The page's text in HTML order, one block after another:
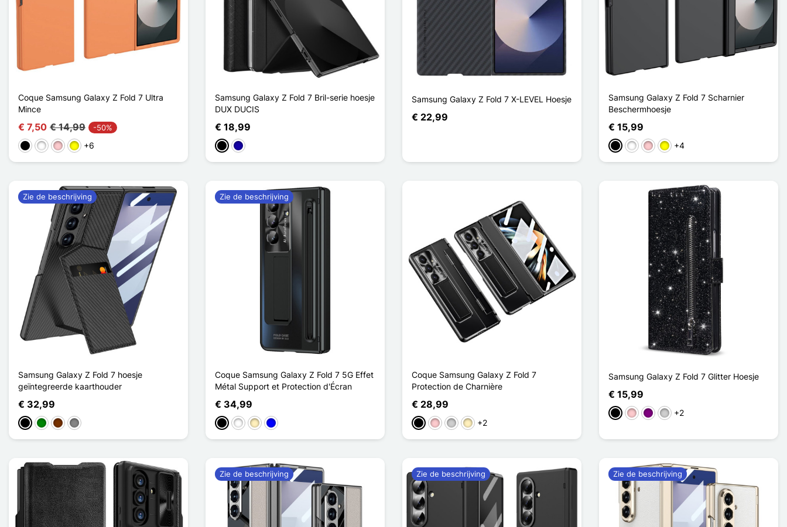
Coque Samsung Galaxy Z Fold 7 Ultra
Mince
€ 7,50 € 14,99 -50%
ZwartWit RozeGeel+6
Samsung Galaxy Z Fold 7 Bril-serie hoesje
DUX DUCIS
€ 18,99
ZwartDonkerblauw
Samsung Galaxy Z Fold 7 X-LEVEL Hoesje
€ 22,99
Samsung Galaxy Z Fold 7 Scharnier
Beschermhoesje
€ 15,99
ZwartWit RozeGeel+4
Samsung Galaxy Z Fold 7 hoesje
geïntegreerde kaarthouder
€ 32,99
ZwartGroenKoffieGris Titanium
Zie de beschrijving
Coque Samsung Galaxy Z Fold 7 5G Effet
Métal Support et Protection d'Écran
€ 34,99
ZwartWit GoldenBlauw
Zie de beschrijving
Coque Samsung Galaxy Z Fold 7
Protection de Charnière
€ 28,99
ZwartRozeZilverGolden
+2
Samsung Galaxy Z Fold 7 Glitter Hoesje
€ 15,99
ZwartRozePurperZilver+2
Zie de beschrijving Zie de beschrijving Zie de beschrijving